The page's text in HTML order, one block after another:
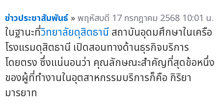
ข่าวประชาสัมพันธ์ »พฤหัสบดี 17 กรกฎาคม 2568 10:01 น.
ในฐานะที่วิทยาลัยดุสิตธานี สถาบันอุดมศึกษาในเครือ
โรงแรมดุสิตธานี เปิดสอนทางด้านธุรกิจบริการ
โดยตรง ซึ่งแน่นอนว่า คุณลักษณะสำคัญที่สุดข้อหนึ่ง
ของผู้ที่ทำงานในอุตสาหกรรมบริการก็คือ กิริยา
มารยาท